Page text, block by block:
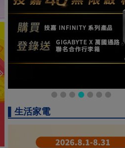
▌生活家電